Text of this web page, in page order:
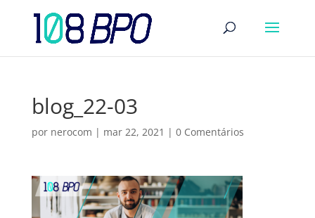
blog_22-03
por nerocom | mar 22, 2021 | 0 Comentários